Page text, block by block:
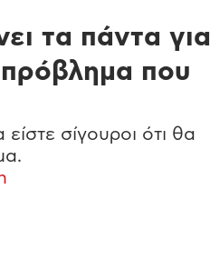
τα πάντα για
πρόβλημα που
σίγουροι ότι θα